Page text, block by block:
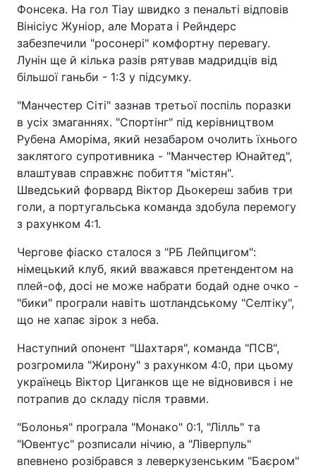
Фонсека. На гол Тіау швидко з пенальті відповів
Вінісіус Жуніор, але Мората і Рейндерс
забезпечили "росонері" комфортну перевагу.
Лунін ще й кілька разів рятував мадридців від
більшої ганьби - 1:3 у підсумку.
"Манчестер Сіті" зазнав третьої поспіль поразки
в усіх змаганнях. "Спортінг" під керівництвом
Рубена Аморіма, який незабаром очолить їхнього
заклятого супротивника - "Манчестер Юнайтед",
влаштував справжнє побиття "містян".
Шведський форвард Віктор Дьокереш забив три
голи, а португальська команда здобула перемогу
з рахунком 4:1.
Чергове фіаско сталося з "РБ Лейпцигом":
німецький клуб, який вважався претендентом на
плей-оф, досі не може набрати бодай одне очко -
"бики" програли навіть шотландському "Селтіку",
що не хапає зірок з неба.
Наступний опонент "Шахтаря", команда "ПСВ",
розгромила "Жирону" з рахунком 4:0, при цьому
українець Віктор Циганков ще не відновився і не
потрапив до складу після травми.
"Болонья" програла "Монако" 0:1, "Лілль" та
"Ювентус" розписали нічию, а "Ліверпуль"
впевнено розібрався з леверкузенським "Баєром"